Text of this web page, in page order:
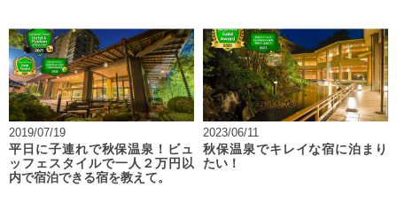
2019/07/19
平日に子連れで秋保温泉！ビュ
ッフェスタイルで一人２万円以
内で宿泊できる宿を教えて。
2023/06/11
秋保温泉でキレイな宿に泊まり
たい！